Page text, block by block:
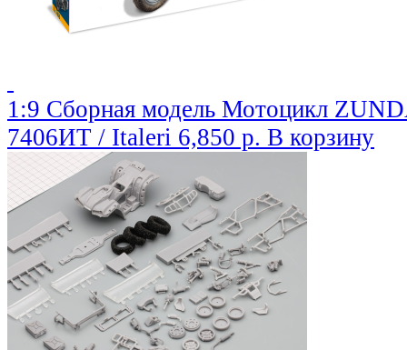
1:9 Сборная модель Мотоцикл
7406ИТ / Italeri 6,850 р. В корзину